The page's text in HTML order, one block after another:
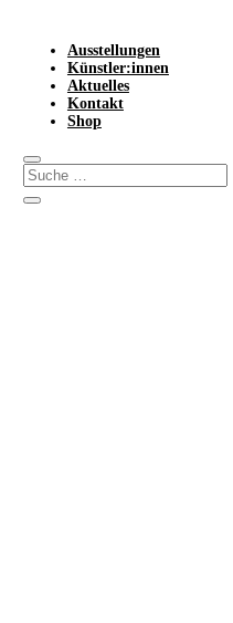
Ausstellungen
Künstler:innen
Aktuelles
Kontakt
Shop